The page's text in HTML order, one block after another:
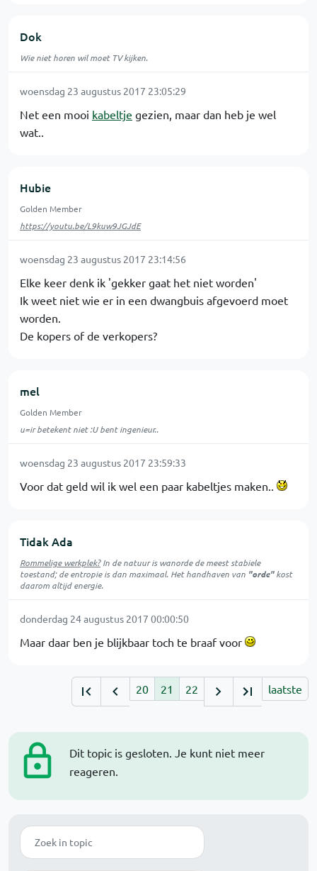
Dit topic is gesloten. Je kunt niet meer
reageren.
Zoek
Dok
Wie niet horen wil moet TV kijken.
woensdag 23 augustus 2017 23:05:29
Net een mooi kabeltje gezien, maar dan heb je wel
wat..
Hubie
Golden Member
https://youtu.be/L9kuw9JGJdE
woensdag 23 augustus 2017 23:14:56
Elke keer denk ik 'gekker gaat het niet worden'
Ik weet niet wie er in een dwangbuis afgevoerd moet
worden.
De kopers of de verkopers?
mel
Golden Member
u=ir betekent niet :U bent ingenieur..
woensdag 23 augustus 2017 23:59:33
Voor dat geld wil ik wel een paar kabeltjes maken..
Tidak Ada
Rommelige werkplek?In de natuur iswanordede meest stabiele
toestand; de entropie is dan maximaal. Het handhaven van "orde"kost
daarom altijd energie.
donderdag 24 augustus 2017 00:00:50
Maar daar ben je blijkbaar toch te braaf voor
20 21 22 laatste